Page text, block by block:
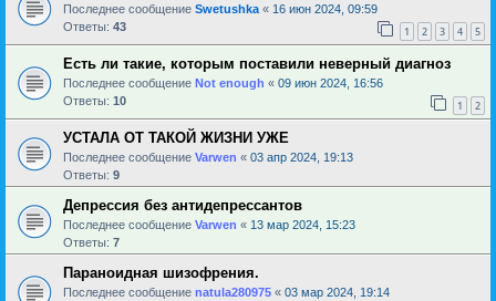
Последнее сообщение Swetushka « 16 июн 2024, 09:59
Ответы: 43 1 2 3 4 5
Есть ли такие, которым поставили неверный диагноз
Последнее сообщение Not enough « 09 июн 2024, 16:56
Ответы: 10 1 2
УСТАЛА ОТ ТАКОЙ ЖИЗНИ УЖЕ
Последнее сообщение Varwen « 03 апр 2024, 19:13
Ответы: 9
Депрессия без антидепрессантов
Последнее сообщение Varwen « 13 мар 2024, 15:23
Ответы: 7
Параноидная шизофрения.
Последнее сообщение natula280975 « 03 мар 2024, 19:14